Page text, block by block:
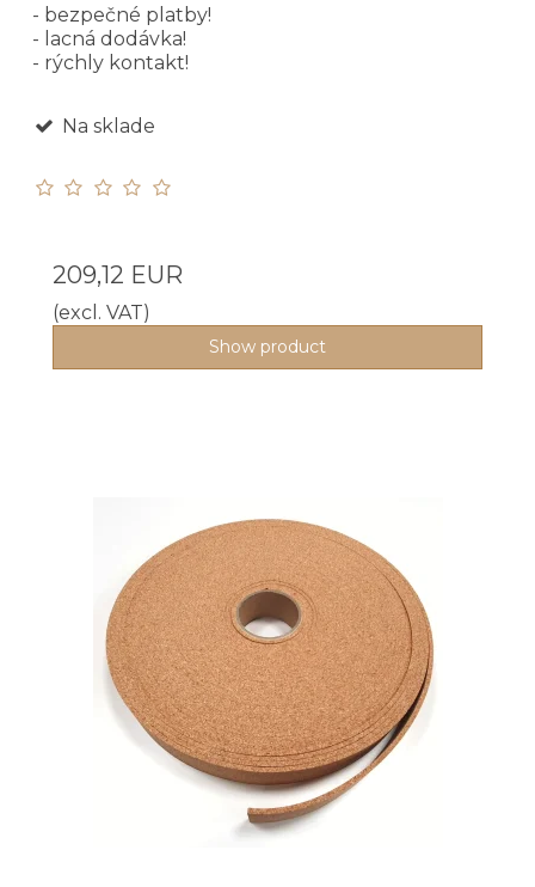
- bezpečné platby!
- lacná dodávka!
- rýchly kontakt!
Na sklade
209,12 EUR
(excl. VAT)
Show product